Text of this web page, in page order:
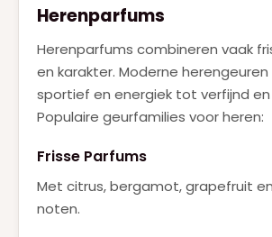
Herenparfums
Herenparfums combineren vaak
en karakter. Moderne
sportief en energiek tot verfijnd en
Populaire geurfamilies voor heren:
Frisse Parfums
Met citrus, bergamot, grapefruit
noten.